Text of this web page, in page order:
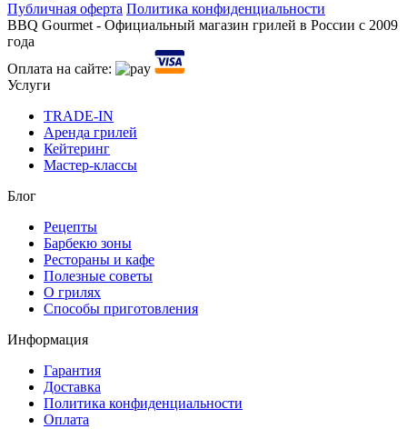
Публичная оферта Политика конфиденциальности
BBQ Gourmet - Официальный магазин грилей в России с 2009
года
Оплата на сайте:
Услуги
TRADE-IN
Аренда грилей
Кейтеринг
Мастер-классы
Блог
Рецепты
Барбекю зоны
Рестораны и кафе
Полезные советы
О грилях
Способы приготовления
Информация
Гарантия
Доставка
Политика конфиденциальности
Оплата